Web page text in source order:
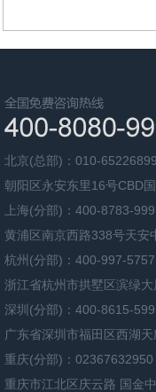
北京(总部)：010-65226899
朝阳区永安东里16号CBD
上海(分部)：400-8783-999
黄浦区南京西路338号天安
杭州(分部)：400-997-5757
浙江省杭州市拱墅区滨绿
深圳(分部)：400-8615-599
广东省深圳市福田区西湖
重庆(分部)：02367632950
重庆市江北区庆云路 国金